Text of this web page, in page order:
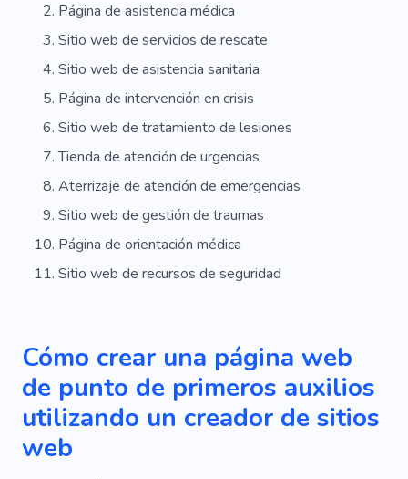
Página de asistencia médica
Sitio web de servicios de rescate
Sitio web de asistencia sanitaria
Página de intervención en crisis
Sitio web de tratamiento de lesiones
Tienda de atención de urgencias
Aterrizaje de atención de emergencias
Sitio web de gestión de traumas
Página de orientación médica
Sitio web de recursos de seguridad
Cómo crear una página web
de punto de primeros auxilios
utilizando un creador de sitios
web